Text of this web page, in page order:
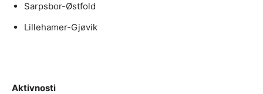
Sarpsbor-Østfold
Lillehamer-Gjøvik
Aktivnosti